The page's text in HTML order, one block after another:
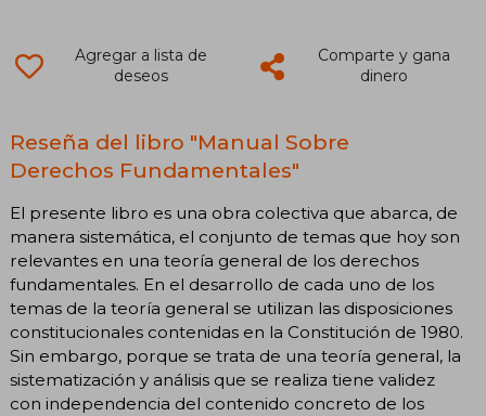
Agregar a lista de
deseos
Comparte y gana
dinero
Reseña del libro "Manual Sobre
Derechos Fundamentales"
El presente libro es una obra colectiva que abarca, de
manera sistemática, el conjunto de temas que hoy son
relevantes en una teoría general de los derechos
fundamentales. En el desarrollo de cada uno de los
temas de la teoría general se utilizan las disposiciones
constitucionales contenidas en la Constitución de 1980.
Sin embargo, porque se trata de una teoría general, la
sistematización y análisis que se realiza tiene validez
con independencia del contenido concreto de los